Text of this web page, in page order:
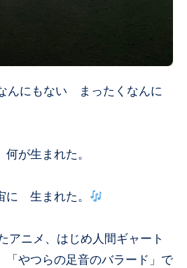
にもない まったくなんに
が生まれた。
生まれた。
アニメ、はじめ人間ギャート
「やつらの足音のバラード」で